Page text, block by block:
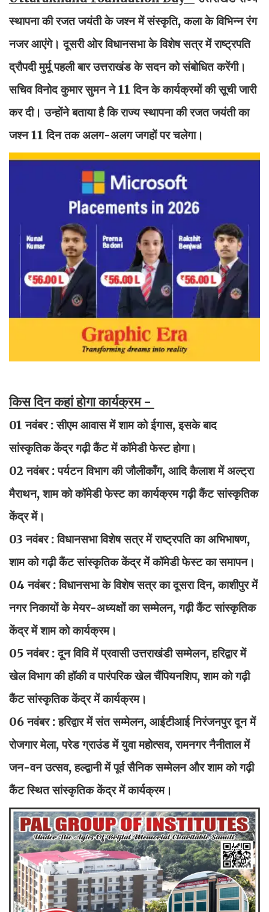
स्थापना की रजत जयंती के जश्न में संस्कृति, कला के विभिन्न रंग
नजर आएंगे। दूसरी ओर विधानसभा के विशेष सत्र में राष्ट्रपति
द्रौपदी मुर्मू पहली बार उत्तराखंड के सदन को संबोधित करेंगी।
सचिव विनोद कुमार सुमन ने 11 दिन के कार्यक्रमों की सूची जारी
कर दी। उन्होंने बताया है कि राज्य स्थापना की रजत जयंती का
जश्न 11 दिन तक अलग-अलग जगहों पर चलेगा।
किस दिन कहां होगा कार्यक्रम -
01 नवंबर : सीएम आवास में शाम को ईगास, इसके बाद
सांस्कृतिक केंद्र गढ़ी कैंट में कॉमेडी फेस्ट होगा।
02 नवंबर : पर्यटन विभाग की जौलीकॉंग, आदि कैलाश में अल्ट्रा
मैराथन, शाम को कॉमेडी फेस्ट का कार्यक्रम गढ़ी कैंट सांस्कृतिक
केंद्र में।
03 नवंबर : विधानसभा विशेष सत्र में राष्ट्रपति का अभिभाषण,
शाम को गढ़ी कैंट सांस्कृतिक केंद्र में कॉमेडी फेस्ट का समापन।
04 नवंबर : विधानसभा के विशेष सत्र का दूसरा दिन, काशीपुर में
नगर निकायों के मेयर-अध्यक्षों का सम्मेलन, गढ़ी कैंट सांस्कृतिक
केंद्र में शाम को कार्यक्रम।
05 नवंबर : दून विवि में प्रवासी उत्तराखंडी सम्मेलन, हरिद्वार में
खेल विभाग की हॉकी व पारंपरिक खेल चैंपियनशिप, शाम को गढ़ी
कैंट सांस्कृतिक केंद्र में कार्यक्रम।
06 नवंबर : हरिद्वार में संत सम्मेलन, आईटीआई निरंजनपुर दून में
रोजगार मेला, परेड ग्राउंड में युवा महोत्सव, रामनगर नैनीताल में
जन-वन उत्सव, हल्द्वानी में पूर्व सैनिक सम्मेलन और शाम को गढ़ी
कैंट स्थित सांस्कृतिक केंद्र में कार्यक्रम।